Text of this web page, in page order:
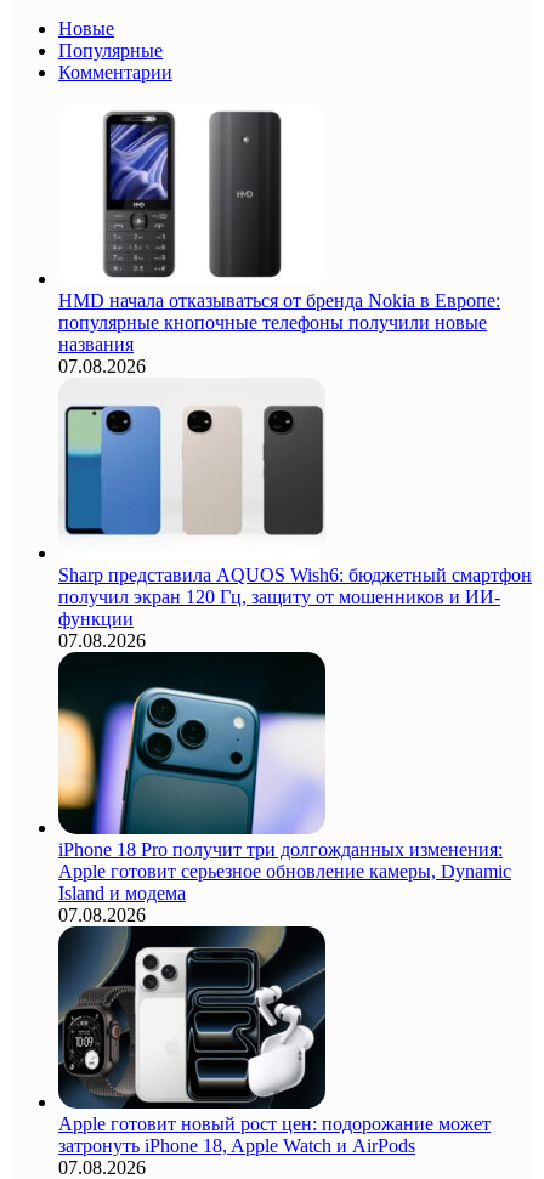
Новые
Популярные
Комментарии
HMD начала отказываться от бренда Nokia в Европе:
популярные кнопочные телефоны получили новые
названия
07.08.2026
Sharp представила AQUOS Wish6: бюджетный смартфон
получил экран 120 Гц, защиту от мошенников и ИИ-
функции
07.08.2026
iPhone 18 Pro получит три долгожданных изменения:
Apple готовит серьезное обновление камеры, Dynamic
Island и модема
07.08.2026
Apple готовит новый рост цен: подорожание может
затронуть iPhone 18, Apple Watch и AirPods
07.08.2026